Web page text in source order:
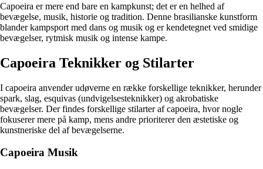
Capoeira er mere end bare en kampkunst; det er en helhed af
bevægelse, musik, historie og tradition. Denne brasilianske kunstform
blander kampsport med dans og musik og er kendetegnet ved smidige
bevægelser, rytmisk musik og intense kampe.
Capoeira Teknikker og Stilarter
I capoeira anvender udøverne en række forskellige teknikker, herunder
spark, slag, esquivas (undvigelsesteknikker) og akrobatiske
bevægelser. Der findes forskellige stilarter af capoeira, hvor nogle
fokuserer mere på kamp, mens andre prioriterer den æstetiske og
kunstneriske del af bevægelserne.
Capoeira Musik